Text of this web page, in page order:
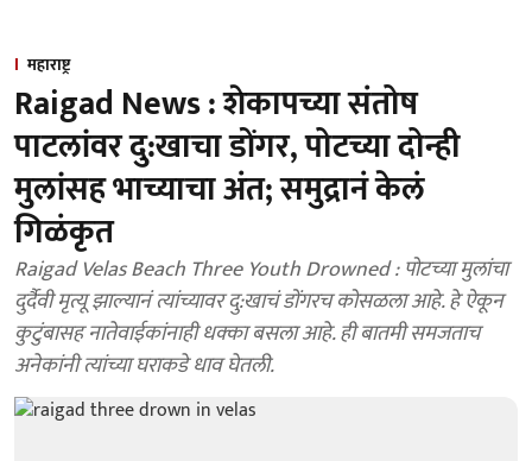
महाराष्ट्र
Raigad News : शेकापच्या संतोष
पाटलांवर दु:खाचा डोंगर, पोटच्या दोन्ही
मुलांसह भाच्याचा अंत; समुद्रानं केलं
गिळंकृत
Raigad Velas Beach Three Youth Drowned : पोटच्या मुलांचा
दुर्दैवी मृत्यू झाल्यानं त्यांच्यावर दु:खाचं डोंगरच कोसळला आहे. हे ऐकून
कुटुंबासह नातेवाईकांनाही धक्का बसला आहे. ही बातमी समजताच
अनेकांनी त्यांच्या घराकडे धाव घेतली.